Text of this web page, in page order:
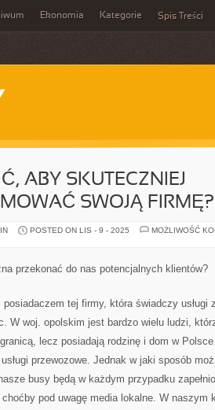
Ekonomia Kategorie Spis Treści
ABY SKUTECZNIEJ
SWOJĄ FIRMĘ?
POSTED ON LIS - 9 - 2025
MOŻLIWOŚĆ
przekonać do nas potencjalnych klientów?
posiadaczem tej firmy, która świadczy usługi
W woj. opolskim jest bardzo wielu ludzi,
lecz posiadają rodzinę i dom w
przewozowe. Jednak w jaki sposób
busy będą w każdym przypadku
pod uwagę media lokalne. W naszym